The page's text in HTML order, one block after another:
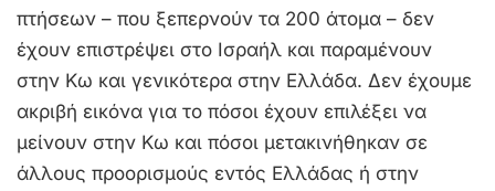
πτήσεων – που ξεπερνούν τα 200 άτομα – δεν
έχουν επιστρέψει στο Ισραήλ και παραμένουν
στην Κω και γενικότερα στην Ελλάδα. Δεν έχουμε
ακριβή εικόνα για το πόσοι έχουν επιλέξει να
μείνουν στην Κω και πόσοι μετακινήθηκαν σε
άλλους προορισμούς εντός Ελλάδας ή στην